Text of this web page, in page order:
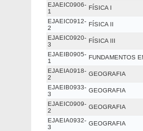
EJAEIC0906-
1
FÍSICA I
EJAEIC0912-
2
FÍSICA II
EJAEIC0920-
3
FÍSICA III
EJAEIB0905-
1
FUNDAMENTOS
EJAEIA0918-
2
GEOGRAFIA
EJAEIB0933-
3
GEOGRAFIA
EJAEIC0909-
2
GEOGRAFIA
EJAEIA0932-
3
GEOGRAFIA